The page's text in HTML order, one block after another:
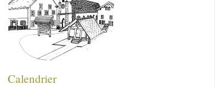
Calendrier